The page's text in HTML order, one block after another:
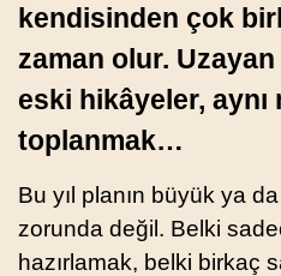
kendisinden çok
zaman olur.
eski hikâyeler, aynı
toplanmak…
Bu yıl planın büyük ya
zorunda değil. Belki
hazırlamak, belki birkaç